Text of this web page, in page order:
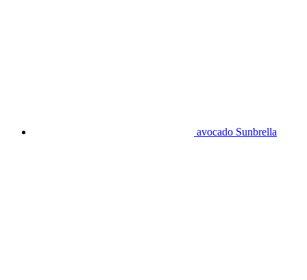
avocado Sunbrella